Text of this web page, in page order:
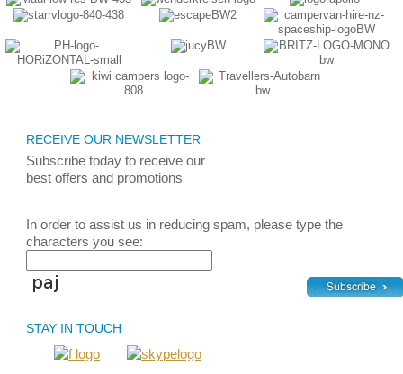
RECEIVE OUR NEWSLETTER
Subscribe today to receive our
best offers and promotions
In order to assist us in reducing spam, please type the
characters you see:
STAY IN TOUCH